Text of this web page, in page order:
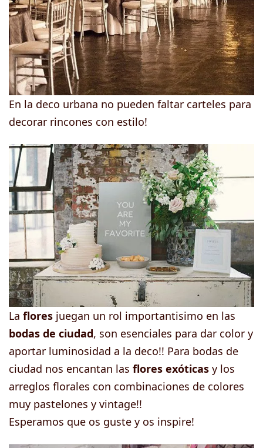
En la deco urbana no pueden faltar carteles para
decorar rincones con estilo!
La flores juegan un rol importantisimo en las
bodas de ciudad, son esenciales para dar color y
aportar luminosidad a la deco!! Para bodas de
ciudad nos encantan las flores exóticas y los
arreglos florales con combinaciones de colores
muy pastelones y vintage!!
Esperamos que os guste y os inspire!